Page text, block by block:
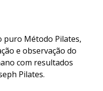
puro Método Pilates,
e observação do
com resultados
Pilates.